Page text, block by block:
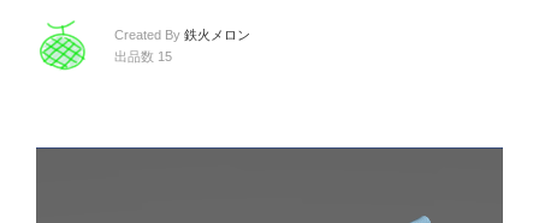
Created By 鉄火メロン
出品数 15